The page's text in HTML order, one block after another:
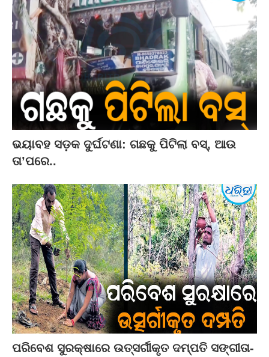
ଭୟାବହ ସଡ଼କ ଦୁର୍ଘଟଣା: ଗଛକୁ ପିଟିଲା ବସ୍‌, ଆଉ
ତା’ପରେ..
ପରିବେଶ ସୁରକ୍ଷାରେ ଉତ୍ସର୍ଗୀକୃତ ଦମ୍ପତି ସଙ୍ଗୀତା-